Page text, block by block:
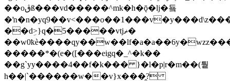
��oڨß���vd�����^mk�h�ǭ�lj�둌
��dܹ>}q�5�����vtjޡ�
�����*�(e�([���eigq�_^�k��
��g`yy����4��f�k��� }�l�p|r�m��(퉡
h��|`������w��v}x���̯?